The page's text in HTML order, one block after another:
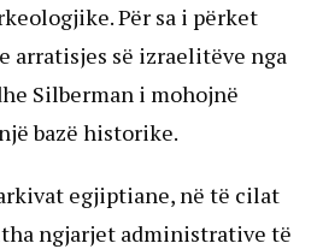
Për sa i përket
arratisjes së izraelitëve nga
Silberman i mohojnë
bazë historike.
egjiptiane, në të cilat
ngjarjet administrative të